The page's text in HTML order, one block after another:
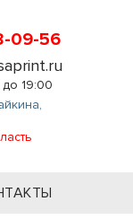
09-56
19:00